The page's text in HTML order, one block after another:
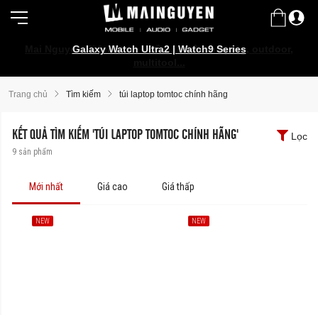
Mai Nguyen Rider Store - Đồ bảo hộ, camping, outdoor,
Galaxy Watch Ultra2 | Watch9 Series
Trang chủ Tìm kiếm túi laptop tomtoc chính hãng
KẾT QUẢ TÌM KIẾM 'TÚI LAPTOP TOMTOC CHÍNH HÃNG'
9 sản phẩm
Lọc
Mới nhất Giá cao Giá thấp
NEW NEW